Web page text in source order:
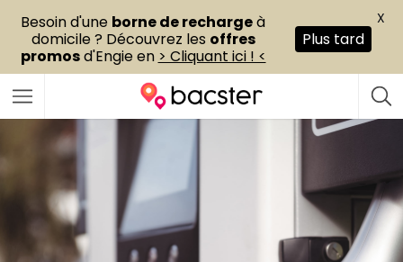
Besoin d'une borne de rechargeà
domicile ? Découvrez les offres
promosd'Engie en > Cliquant ici ! <
Plus tard
X